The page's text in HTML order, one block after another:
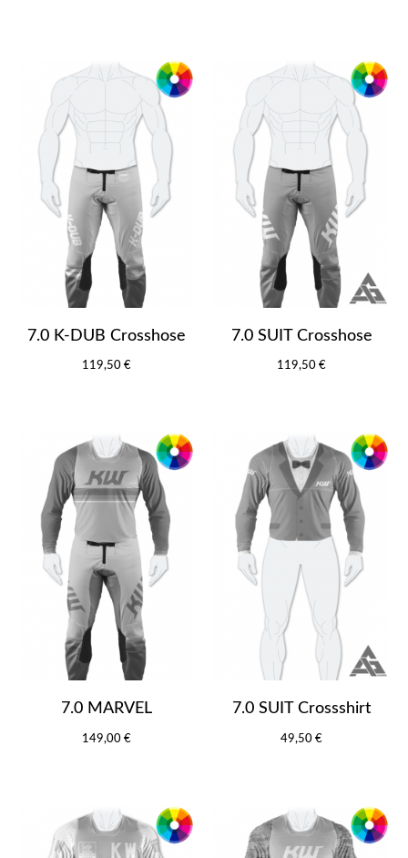
7.0 K-DUB Crosshose
119,50 €
7.0 SUIT Crosshose
119,50 €
7.0 MARVEL
149,00 €
7.0 SUIT Crossshirt
49,50 €